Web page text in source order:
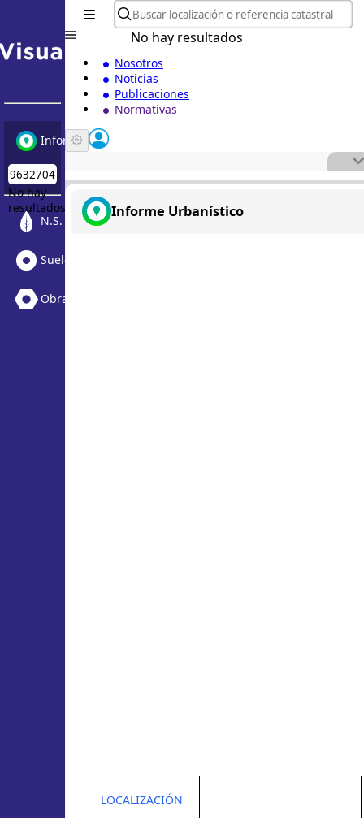
Informe Urbanístico
No hay
resultados
N.S. Medioambiental
Suelo Vacante + Obras
Obras
No hay resultados
Nosotros
Noticias
Publicaciones
Normativas
Informe Urbanístico
LOCALIZACIÓN